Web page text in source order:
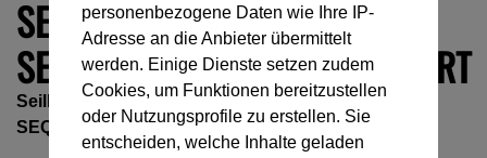
SEILBRÜCKE FÜR DIE GURTE
SEQUOIA® UND SEQUOIA® SRT
Seilbrücke für die Gurte SEQUOIA®und
SEQUOIA®SRT
personenbezogene Daten wie Ihre IP-
Adresse an die Anbieter übermittelt
werden. Einige Dienste setzen zudem
Cookies, um Funktionen bereitzustellen
oder Nutzungsprofile zu erstellen. Sie
entscheiden, welche Inhalte geladen